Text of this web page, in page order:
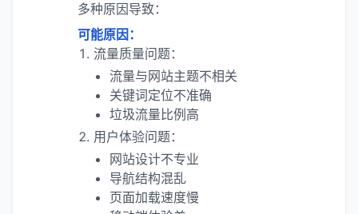
多种原因导致：
可能原因：
流量质量问题：
流量与网站主题不相关
关键词定位不准确
垃圾流量比例高
用户体验问题：
网站设计不专业
导航结构混乱
页面加载速度慢